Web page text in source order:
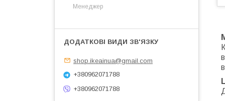
Менеджер
shop.ikeainua@gmail.com
+380962071788
+380962071788